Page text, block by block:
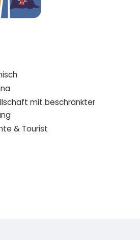
mit beschränkter
& Tourist